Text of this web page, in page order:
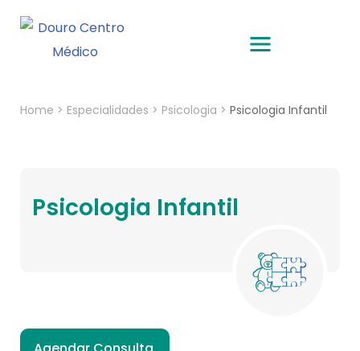
Home > Especialidades > Psicologia > Psicologia Infantil
Psicologia Infantil